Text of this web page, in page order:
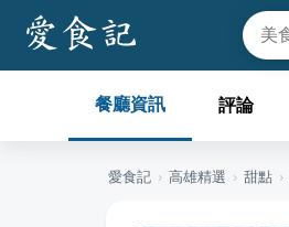
餐廳資訊 評論
愛食記 › 高雄精選 › 甜點 ›